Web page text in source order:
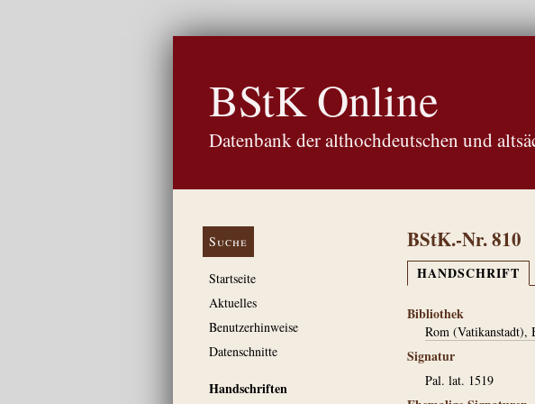
BStK Online
Datenbank der althochdeutschen und
Suche
Startseite
Aktuelles
Benutzerhinweise
Datenschnitte
Handschriften
BStK.-Nr. 810
HANDSCHRIFT
Bibliothek
Rom (Vatikanstadt),
Signatur
Pal. lat. 1519